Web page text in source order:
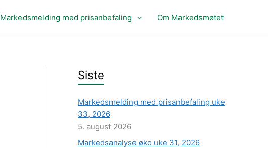
Markedsmelding med prisanbefaling Om Markedsmøtet
Siste
Markedsmelding med prisanbefaling uke
33, 2026
5. august 2026
Markedsanalyse øko uke 31, 2026